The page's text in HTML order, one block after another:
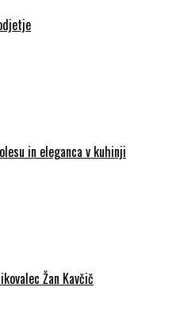
in eleganca v kuhinji
Žan Kavčič